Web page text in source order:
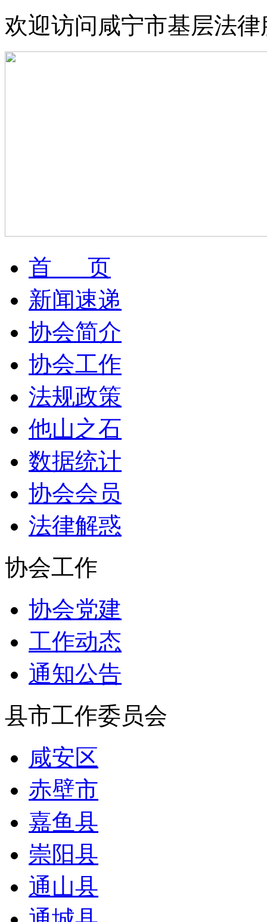
欢迎访问咸宁市基层法
首 页
新闻速递
协会简介
协会工作
法规政策
他山之石
数据统计
协会会员
法律解惑
协会工作
协会党建
工作动态
通知公告
县市工作委员会
咸安区
赤壁市
嘉鱼县
崇阳县
通山县